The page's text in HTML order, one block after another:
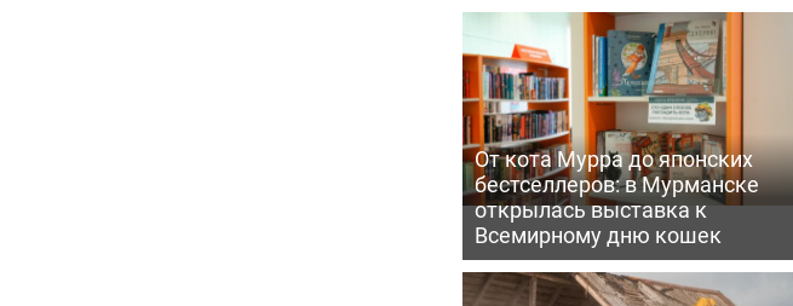
От кота Мурра до японских
бестселлеров: в Мурманске
открылась выставка к
Всемирному дню кошек